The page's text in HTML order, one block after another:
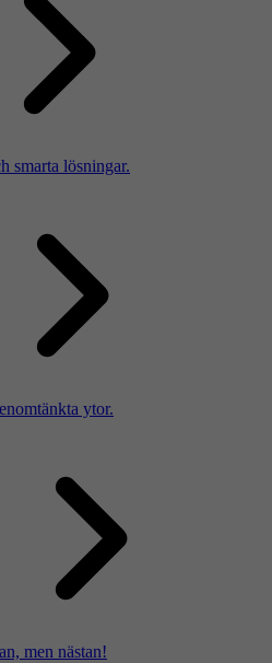
smarta lösningar.
ytor.
men nästan!